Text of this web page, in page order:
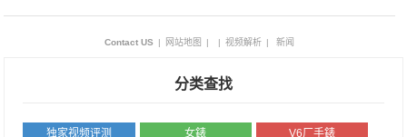
Contact US | 网站地图 | | 视频解析 | 新闻
分类查找
独家视频评测 女錶 V6厂手錶